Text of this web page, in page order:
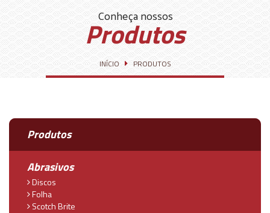
Conheça nossos
Produtos
INÍCIO PRODUTOS
Produtos
Abrasivos
Discos
Folha
Scotch Brite